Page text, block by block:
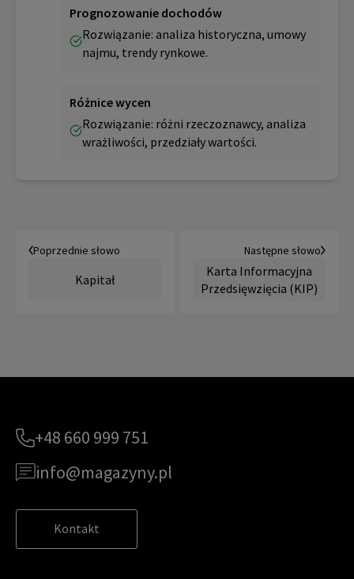
Prognozowanie dochodów
Rozwiązanie: analiza historyczna, umowy
najmu, trendy rynkowe.
Różnice wycen
Rozwiązanie: różni rzeczoznawcy, analiza
wrażliwości, przedziały wartości.
Poprzednie słowo
Kapitał
Następne słowo
Karta Informacyjna
Przedsięwzięcia (KIP)
+48 660 999 751
info@magazyny.pl
Kontakt